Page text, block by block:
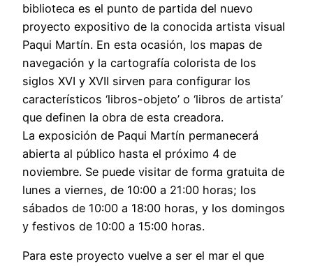
biblioteca es el punto de partida del nuevo
proyecto expositivo de la conocida artista visual
Paqui Martín. En esta ocasión, los mapas de
navegación y la cartografía colorista de los
siglos XVI y XVII sirven para configurar los
característicos ‘libros-objeto’ o ‘libros de artista’
que definen la obra de esta creadora.
La exposición de Paqui Martín permanecerá
abierta al público hasta el próximo 4 de
noviembre. Se puede visitar de forma gratuita de
lunes a viernes, de 10:00 a 21:00 horas; los
sábados de 10:00 a 18:00 horas, y los domingos
y festivos de 10:00 a 15:00 horas.
Para este proyecto vuelve a ser el mar el que